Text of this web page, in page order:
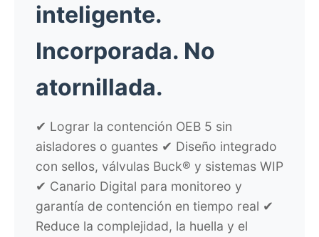
inteligente.
Incorporada. No
atornillada.
✔ Lograr la contención OEB 5 sin
aisladores o guantes ✔ Diseño integrado
con sellos, válvulas Buck® y sistemas WIP
✔ Canario Digital para monitoreo y
garantía de contención en tiempo real ✔
Reduce la complejidad, la huella y el